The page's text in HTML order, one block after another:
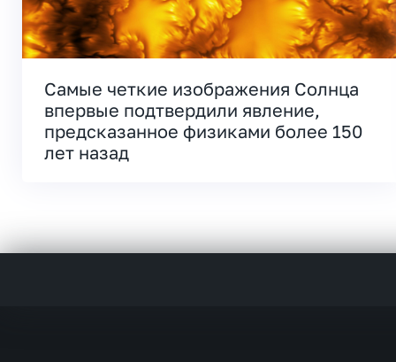
Самые четкие изображения Солнца
впервые подтвердили явление,
предсказанное физиками более 150
лет назад